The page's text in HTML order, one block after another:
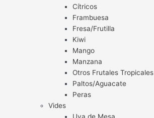
Cítricos
Frambuesa
Fresa/Frutilla
Kiwi
Mango
Manzana
Otros Frutales Tropicales
Paltos/Aguacate
Peras
Vides
Uva de Mesa